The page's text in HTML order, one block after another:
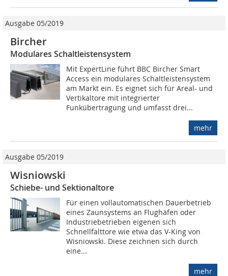
Ausgabe 05/2019
Bircher
Modulares Schaltleistensystem
Mit ExpertLine führt BBC Bircher Smart
Access ein modulares Schaltleistensystem
am Markt ein. Es eignet sich für Areal- und
Vertikaltore mit integrierter
Funkübertragung und umfasst drei...
mehr
Ausgabe 05/2019
Wisniowski
Schiebe- und Sektionaltore
Für einen vollautomatischen Dauerbetrieb
eines Zaunsystems an Flughäfen oder
Industriebetrieben eigenen sich
Schnellfalttore wie etwa das V-King von
Wisniowski. Diese zeichnen sich durch
eine...
mehr